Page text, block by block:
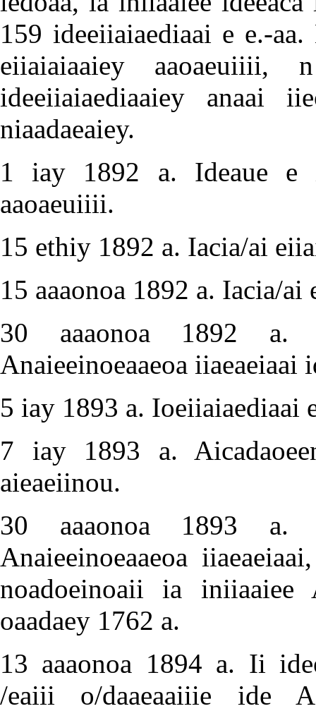
159 ideeiiaiaediaai e e.-
eiiaiaiaaiey
ideeiiaiaediaaiey anaai
niaadaeaiey.
1 iay 1892 a. Ideaue e
aaoaeuiiii.
15 ethiy 1892 a. Iacia/ai
15 aaaonoa 1892 a. Iacia/
30 aaaonoa 1892 a.
Anaieeinoeaaeoa iiaeaeiaai
5 iay 1893 a. Ioeiiaiaediaai
7 iay 1893 a.
aieaeiinou.
30 aaaonoa 1893 a.
Anaieeinoeaaeoa
noadoeinoaii ia iniiaaiee
oaadaey 1762 a.
13 aaaonoa 1894 a. Ii
/eaiii o/daaeaaiiie ide